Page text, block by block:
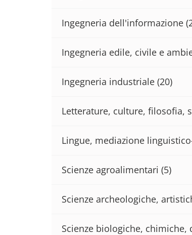
Ingegneria dell'informazione
Ingegneria edile, civile e
Ingegneria industriale (20)
Letterature, culture, filosofia,
Lingue, mediazione
Scienze agroalimentari (5)
Scienze archeologiche,
Scienze biologiche,